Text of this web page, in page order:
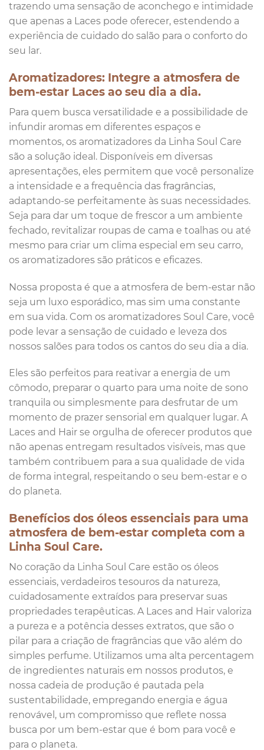
trazendo uma sensação de aconchego e intimidade
que apenas a Laces pode oferecer, estendendo a
experiência de cuidado do salão para o conforto do
seu lar.
Aromatizadores: Integre a atmosfera de
bem-estar Laces ao seu dia a dia.
Para quem busca versatilidade e a possibilidade de
infundir aromas em diferentes espaços e
momentos, os aromatizadores da Linha Soul Care
são a solução ideal. Disponíveis em diversas
apresentações, eles permitem que você personalize
a intensidade e a frequência das fragrâncias,
adaptando-se perfeitamente às suas necessidades.
Seja para dar um toque de frescor a um ambiente
fechado, revitalizar roupas de cama e toalhas ou até
mesmo para criar um clima especial em seu carro,
os aromatizadores são práticos e eficazes.
Nossa proposta é que a atmosfera de bem-estar não
seja um luxo esporádico, mas sim uma constante
em sua vida. Com os aromatizadores Soul Care, você
pode levar a sensação de cuidado e leveza dos
nossos salões para todos os cantos do seu dia a dia.
Eles são perfeitos para reativar a energia de um
cômodo, preparar o quarto para uma noite de sono
tranquila ou simplesmente para desfrutar de um
momento de prazer sensorial em qualquer lugar. A
Laces and Hair se orgulha de oferecer produtos que
não apenas entregam resultados visíveis, mas que
também contribuem para a sua qualidade de vida
de forma integral, respeitando o seu bem-estar e o
do planeta.
Benefícios dos óleos essenciais para uma
atmosfera de bem-estar completa com a
Linha Soul Care.
No coração da Linha Soul Care estão os óleos
essenciais, verdadeiros tesouros da natureza,
cuidadosamente extraídos para preservar suas
propriedades terapêuticas. A Laces and Hair valoriza
a pureza e a potência desses extratos, que são o
pilar para a criação de fragrâncias que vão além do
simples perfume. Utilizamos uma alta percentagem
de ingredientes naturais em nossos produtos, e
nossa cadeia de produção é pautada pela
sustentabilidade, empregando energia e água
renovável, um compromisso que reflete nossa
busca por um bem-estar que é bom para você e
para o planeta.